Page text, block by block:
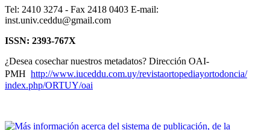
Tel: 2410 3274 - Fax 2418 0403 E-mail:
inst.univ.ceddu@gmail.com
ISSN: 2393-767X
¿Desea cosechar nuestros metadatos? Dirección OAI-
PMH http://www.iuceddu.com.uy/revistaortopediayortodoncia/
index.php/ORTUY/oai